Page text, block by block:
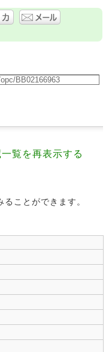
覧を再表示する
ことができます。